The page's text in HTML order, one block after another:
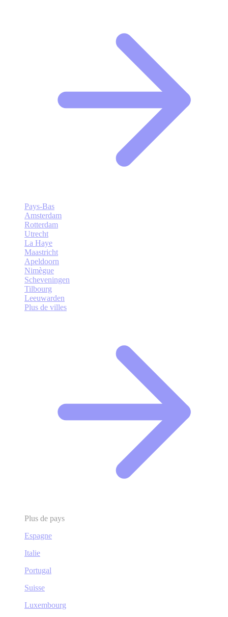
Pays-Bas
Amsterdam
Rotterdam
Utrecht
La Haye
Maastricht
Apeldoorn
Nimègue
Scheveningen
Tilbourg
Leeuwarden
Plus de villes
Plus de pays
Espagne
Italie
Portugal
Suisse
Luxembourg